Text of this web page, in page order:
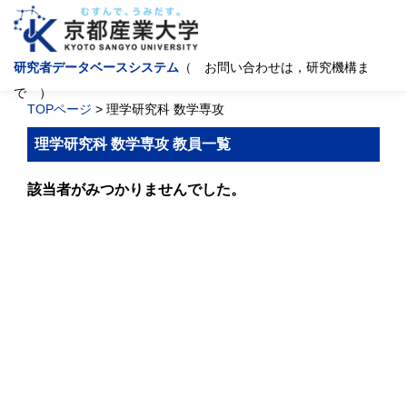
研究者データベースシステム （ お問い合わせは，研究機構ま
で ）
TOPページ > 理学研究科 数学専攻
理学研究科 数学専攻 教員一覧
該当者がみつかりませんでした。